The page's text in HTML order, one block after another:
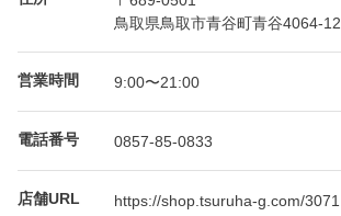
鳥取県鳥取市青谷町青谷4064-12
営業時間 9:00〜21:00
電話番号 0857-85-0833
店舗URL https://shop.tsuruha-g.com/3071